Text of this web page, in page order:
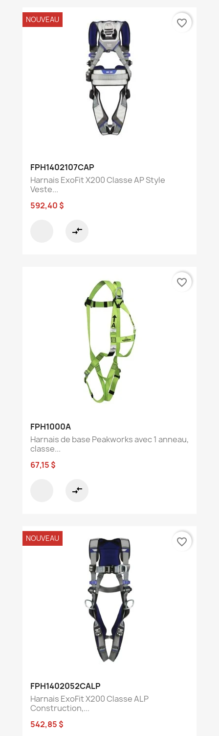
FPH1402107CAP
Harnais ExoFit X200 Classe AP Style
Veste...
592,40 $
compare_arrows
NOUVEAU favorite_border
FPH1000A
Harnais de base Peakworks avec 1 anneau,
classe...
67,15 $
compare_arrows
favorite_border
FPH1402052CALP
Harnais ExoFit X200 Classe ALP
Construction,...
542,85 $
NOUVEAU favorite_border